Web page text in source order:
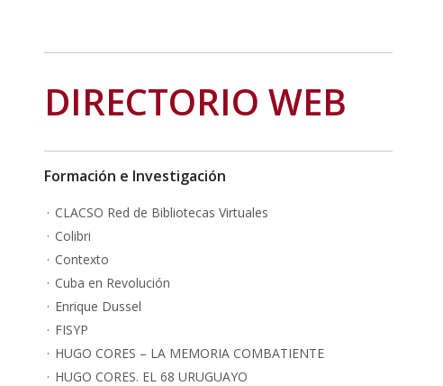
DIRECTORIO WEB
Formación e Investigación
CLACSO Red de Bibliotecas Virtuales
Colibri
Contexto
Cuba en Revolución
Enrique Dussel
FISYP
HUGO CORES – LA MEMORIA COMBATIENTE
HUGO CORES. EL 68 URUGUAYO